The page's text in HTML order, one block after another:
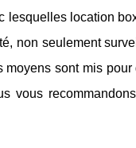
lesquelles location
non seulement
sont mis pour
vous